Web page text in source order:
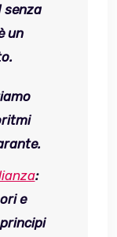
senza
un
:
e